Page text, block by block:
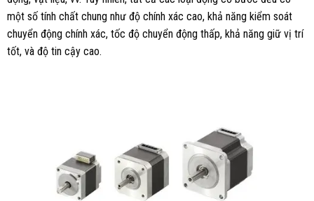
một số tính chất chung như độ chính xác cao, khả năng kiểm soát
chuyển động chính xác, tốc độ chuyển động thấp, khả năng giữ vị trí
tốt, và độ tin cậy cao.